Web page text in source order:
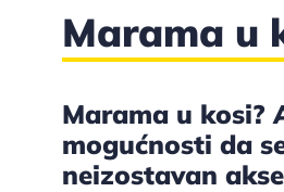
Marama u
Marama u kosi?
mogućnosti da
neizostavan